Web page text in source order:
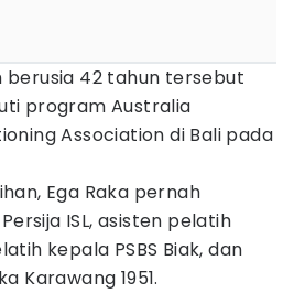
berusia 42 tahun tersebut
program Australia
Association di Bali pada
Ega Raka pernah
ISL, asisten pelatih
kepala PSBS Biak, dan
Karawang 1951.